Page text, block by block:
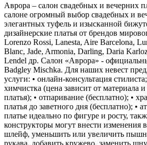
Аврора – салон свадебных и вечерних
салоне огромный выбор свадебных и
элегантных туфель и изысканной
дизайнерские платья от брендов
Lorenzo Rossi, Lanesta, Aire Barcelona,
Blanc, Jade, Armonia, Darling, Daria
Lendel др. Салон «Аврора» -
Badgley Mischka. Для наших невест
услуги: • онлайн-консультация
химчистка (цена зависит от материала и
платья); • отпаривание (бесплатно); •
платья до заветного дня (бесплатно); •
платье идеально по фигуре и росту,
конструкторы могут внести изменения
шлейф, уменьшить или увеличить
рукава, добавить кружево, заменить